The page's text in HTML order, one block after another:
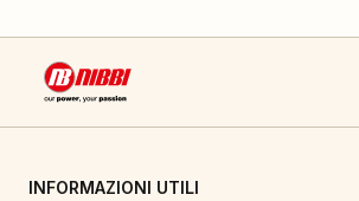
INFORMAZIONI UTILI